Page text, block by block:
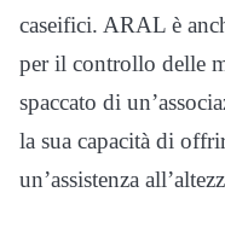
caseifici. ARAL è
per il controllo delle
spaccato di
la sua capacità di
un’assistenza